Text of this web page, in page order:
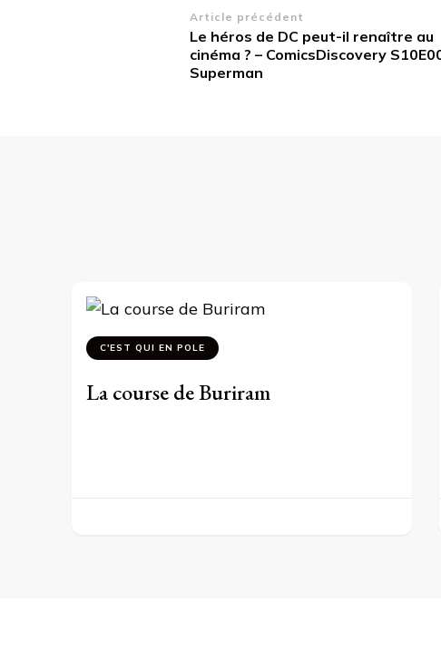
Navigation
d’article
Article précédent
Le héros de DC peut-il renaître au
cinéma ? – ComicsDiscovery
Superman
C'EST QUI EN POLE
La course de Buriram